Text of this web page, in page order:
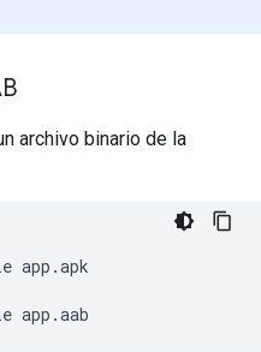
archivo binario de la
app.apk
app.aab